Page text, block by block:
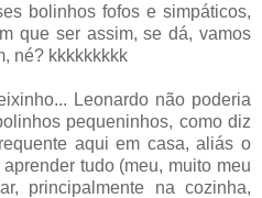
bolinhos fofos e simpáticos,
que ser assim, se dá, vamos
né? kkkkkkkkk
Leonardo não poderia
pequeninhos, como diz
aqui em casa, aliás o
tudo (meu, muito meu
principalmente na cozinha,